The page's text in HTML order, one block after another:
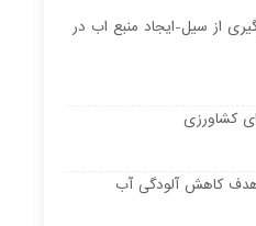
از سیل-ایجاد منبع اب در
کشاورزی
هدف کاهش آلودگی آب